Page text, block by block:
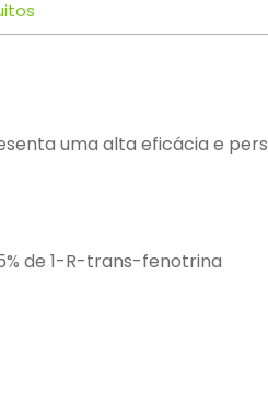
uma alta eficácia e
de 1-R-trans-fenotrina